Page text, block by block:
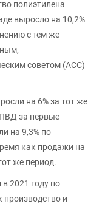
полиэтилена
выросло на 10,2%
с тем же
советом (ACC)
на 6% за тот же
за первые
на 9,3% по
как продажи на
же период.
2021 году по
производство и